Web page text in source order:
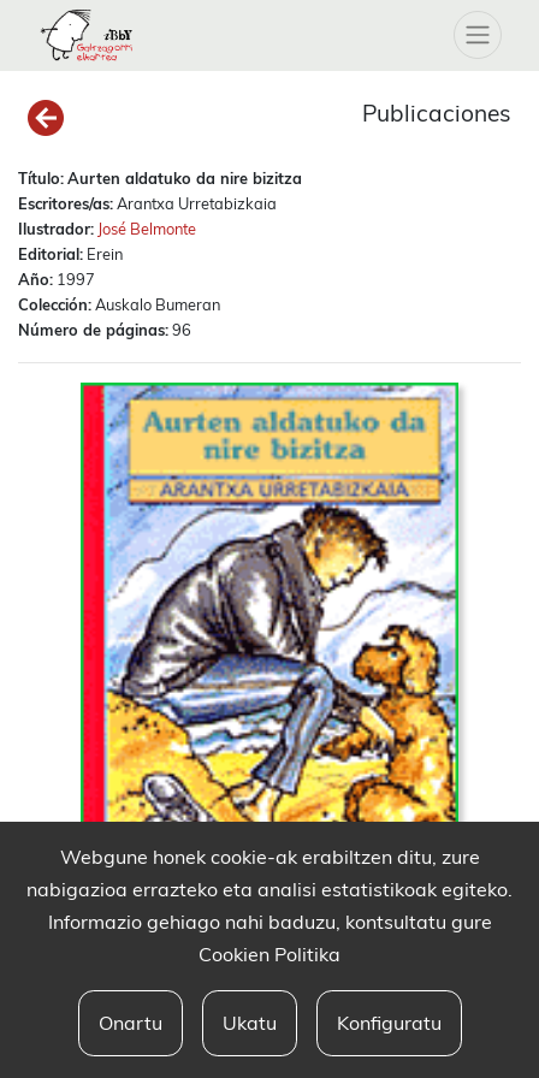
Publicaciones
Título:Aurten aldatuko da nire bizitza
Escritores/as:Arantxa Urretabizkaia
Ilustrador: José Belmonte
Editorial: Erein
Año: 1997
Colección:Auskalo Bumeran
Número de páginas:96
Webgune honek cookie-ak erabiltzen ditu, zure
nabigazioa errazteko eta analisi estatistikoak egiteko.
Informazio gehiago nahi baduzu, kontsultatu gure
Cookien Politika
Onartu Ukatu Konfiguratu